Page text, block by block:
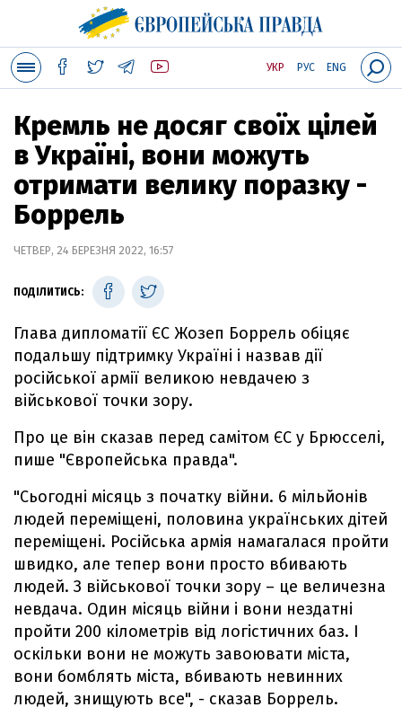
УКР РУС ENG
Кремль не досяг своїх цілей
в Україні, вони можуть
отримати велику поразку -
Боррель
ЧЕТВЕР, 24 БЕРЕЗНЯ 2022, 16:57
ПОДІЛИТИСЬ:
Глава дипломатії ЄС Жозеп Боррель обіцяє
подальшу підтримку Україні і назвав дії
російської армії великою невдачею з
військової точки зору.
Про це він сказав перед самітом ЄС у Брюсселі,
пише "Європейська правда".
"Сьогодні місяць з початку війни. 6 мільйонів
людей переміщені, половина українських дітей
переміщені. Російська армія намагалася пройти
швидко, але тепер вони просто вбивають
людей. З військової точки зору – це величезна
невдача. Один місяць війни і вони нездатні
пройти 200 кілометрів від логістичних баз. І
оскільки вони не можуть завоювати міста,
вони бомблять міста, вбивають невинних
людей, знищують все", - сказав Боррель.